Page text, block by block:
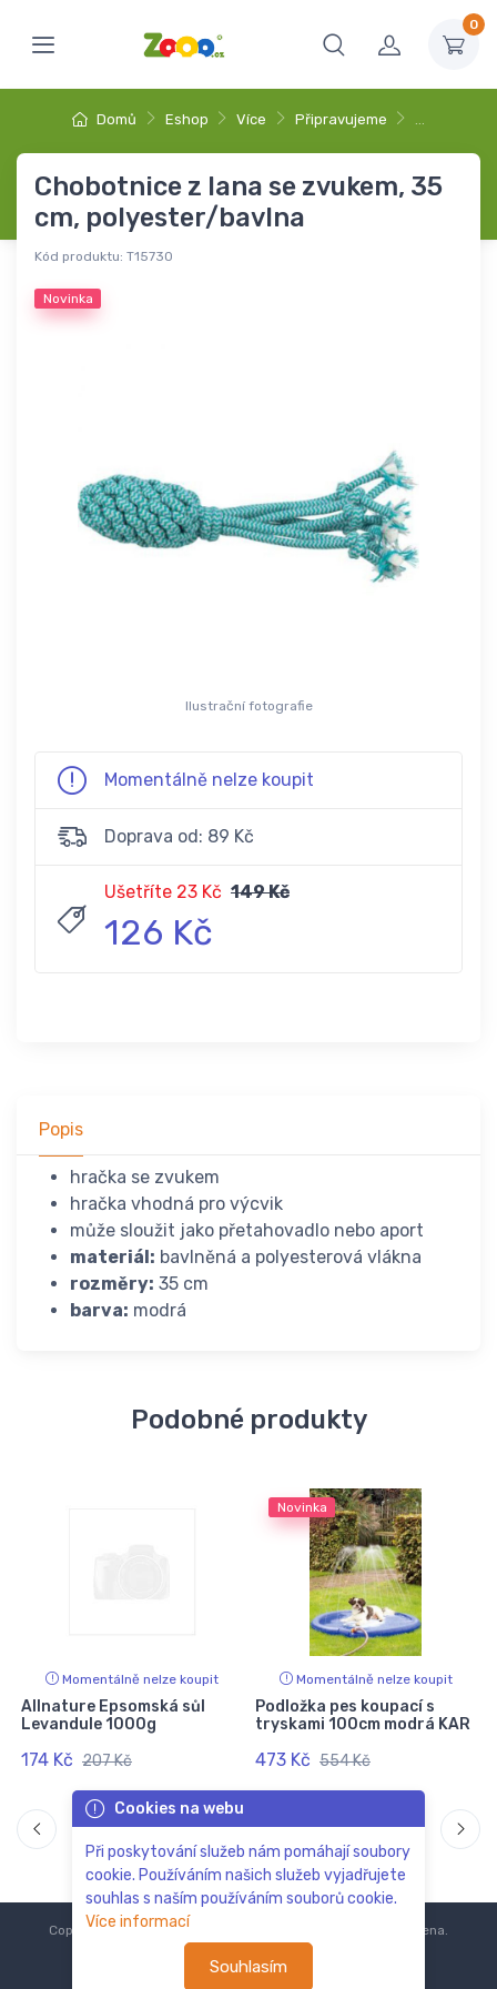
0
Domů Eshop Více Připravujeme …
Chobotnice z lana se zvukem, 35
cm, polyester/bavlna
Kód produktu: T15730
Novinka
Ilustrační fotografie
Momentálně nelze koupit
Doprava od: 89 Kč
Ušetříte 23 Kč 149 Kč
126 Kč
Popis
hračka se zvukem
hračka vhodná pro výcvik
může sloužit jako přetahovadlo nebo aport
materiál: bavlněná a polyesterová vlákna
rozměry: 35 cm
barva: modrá
Podobné produkty
Momentálně nelze koupit
Allnature Epsomská sůl
Levandule 1000g
174 Kč 207 Kč
Novinka
Momentálně nelze koupit
Podložka pes koupací s
tryskami 100cm modrá KAR
473 Kč 554 Kč
Cookies na webu
Při poskytování služeb nám pomáhají soubory
cookie. Používáním našich služeb vyjadřujete
souhlas s naším používáním souborů cookie.
Více informací
Souhlasím
Copyright © 2018-2024 Všechna práva vyhrazena.